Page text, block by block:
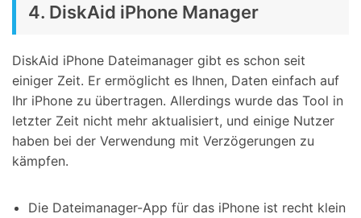
4. DiskAid iPhone Manager
DiskAid iPhone Dateimanager gibt es schon seit
einiger Zeit. Er ermöglicht es Ihnen, Daten einfach auf
Ihr iPhone zu übertragen. Allerdings wurde das Tool in
letzter Zeit nicht mehr aktualisiert, und einige Nutzer
haben bei der Verwendung mit Verzögerungen zu
kämpfen.
Die Dateimanager-App für das iPhone ist recht klein